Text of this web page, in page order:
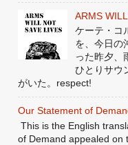
ARMS
ケーテ・コ
を、今日の
った昨夕、
ひとりサウ
がいた。respect!
Our Statement of
This is the English
of Demand appealed on